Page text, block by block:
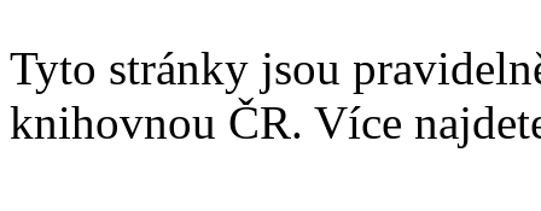
Tyto stránky jsou
knihovnou ČR. Více